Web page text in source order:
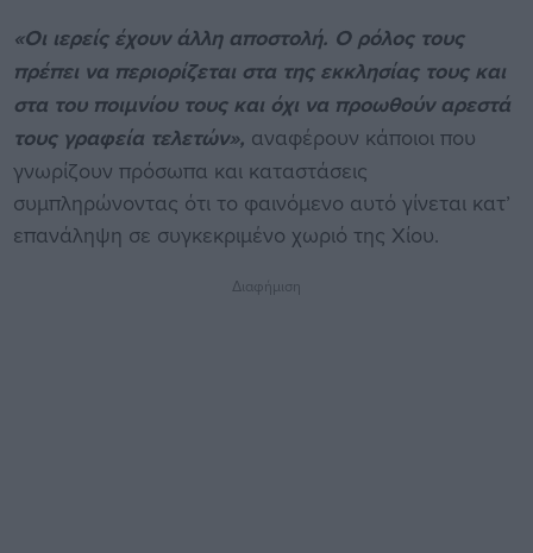
«Οι ιερείς έχουν άλλη αποστολή. Ο ρόλος τους
πρέπει να περιορίζεται στα της εκκλησίας τους και
στα του ποιμνίου τους και όχι να προωθούν αρεστά
τους γραφεία τελετών», αναφέρουν κάποιοι που
γνωρίζουν πρόσωπα και καταστάσεις
συμπληρώνοντας ότι το φαινόμενο αυτό γίνεται κατ’
επανάληψη σε συγκεκριμένο χωριό της Χίου.
Διαφήμιση